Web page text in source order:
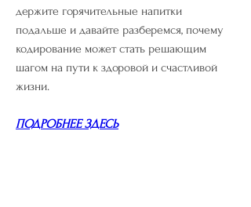
держите горячительные напитки
подальше и давайте разберемся, почему
кодирование может стать решающим
шагом на пути к здоровой и счастливой
жизни.
ПОДРОБНЕЕ ЗДЕСЬ